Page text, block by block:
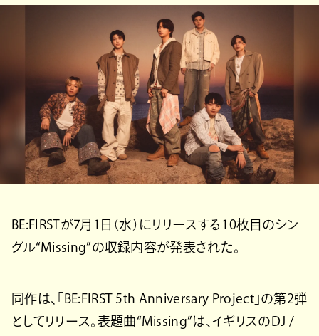
BE:FIRSTが7月1日（水）にリリースする10枚目のシン
グル“Missing”の収録内容が発表された。
同作は、「BE:FIRST 5th Anniversary Project」の第2弾
としてリリース。表題曲“Missing”は、イギリスのDJ /